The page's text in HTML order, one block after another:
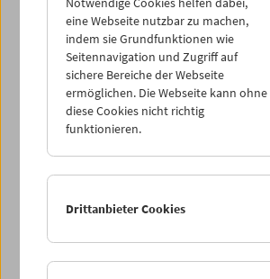
Werkstattgespräche mit
Filmpionierinnen: Angela Hareiter
eine Webseite nutzbar zu machen,
indem sie Grundfunktionen wie
Seitennavigation und Zugriff auf
sichere Bereiche der Webseite
ermöglichen. Die Webseite kann ohne
diese Cookies nicht richtig
funktionieren.
Drittanbieter Cookies